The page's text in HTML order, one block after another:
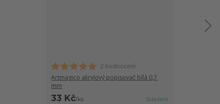
2 hodnocení
Artmagico akrylový popisovač bílá 0,7
mm
33 Kč/ks Skladem